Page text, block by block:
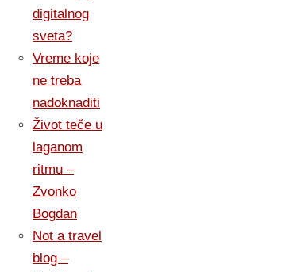
digitalnog
sveta?
Vreme koje
ne treba
nadoknaditi
Život teče u
laganom
ritmu –
Zvonko
Bogdan
Not a travel
blog –